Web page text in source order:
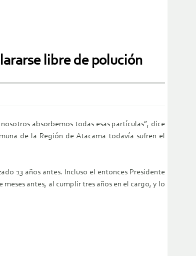
libre de polución
absorbemos todas esas partículas”, dice
de la Región de Atacama todavía sufren el
13 años antes. Incluso el entonces Presidente
antes, al cumplir tres años en el cargo, y lo